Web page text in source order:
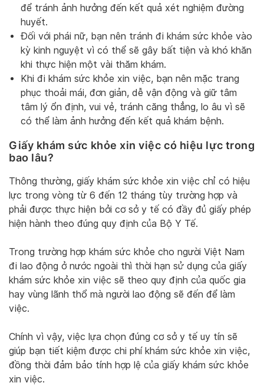
để tránh ảnh hưởng đến kết quả xét nghiệm đường
huyết.
Đối với phái nữ, bạn nên tránh đi khám sức khỏe vào
kỳ kinh nguyệt vì có thể sẽ gây bất tiện và khó khăn
khi thực hiện một vài thăm khám.
Khi đi khám sức khỏe xin việc, bạn nên mặc trang
phục thoải mái, đơn giản, dễ vận động và giữ tâm
tâm lý ổn định, vui vẻ, tránh căng thẳng, lo âu vì sẽ
có thể làm ảnh hưởng đến kết quả khám bệnh.
Giấy khám sức khỏe xin việc có hiệu lực trong
bao lâu?
Thông thường, giấy khám sức khỏe xin việc chỉ có hiệu
lực trong vòng từ 6 đến 12 tháng tùy trường hợp và
phải được thực hiện bởi cơ sở y tế có đầy đủ giấy phép
hiện hành theo đúng quy định của Bộ Y Tế.
Trong trường hợp khám sức khỏe cho người Việt Nam
đi lao động ở nước ngoài thì thời hạn sử dụng của giấy
khám sức khỏe xin việc sẽ theo quy định của quốc gia
hay vùng lãnh thổ mà người lao động sẽ đến để làm
việc.
Chính vì vậy, việc lựa chọn đúng cơ sở y tế uy tín sẽ
giúp bạn tiết kiệm được chi phí khám sức khỏe xin việc,
đồng thời đảm bảo tính hợp lệ của giấy khám sức khỏe
xin việc.